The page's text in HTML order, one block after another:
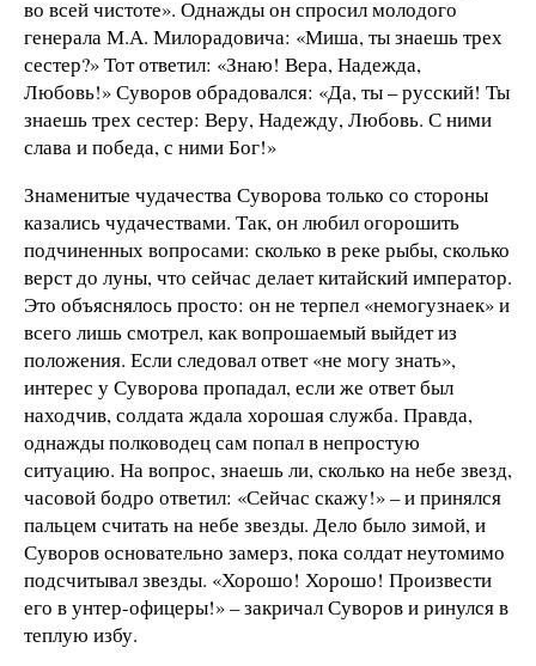
во всей чистоте». Однажды он спросил молодого
генерала М.А. Милорадовича: «Миша, ты знаешь трех
сестер?» Тот ответил: «Знаю! Вера, Надежда,
Любовь!» Суворов обрадовался: «Да, ты – русский! Ты
знаешь трех сестер: Веру, Надежду, Любовь. С ними
слава и победа, с ними Бог!»
Знаменитые чудачества Суворова только со стороны
казались чудачествами. Так, он любил огорошить
подчиненных вопросами: сколько в реке рыбы, сколько
верст до луны, что сейчас делает китайский император.
Это объяснялось просто: он не терпел «немогузнаек» и
всего лишь смотрел, как вопрошаемый выйдет из
положения. Если следовал ответ «не могу знать»,
интерес у Суворова пропадал, если же ответ был
находчив, солдата ждала хорошая служба. Правда,
однажды полководец сам попал в непростую
ситуацию. На вопрос, знаешь ли, сколько на небе звезд,
часовой бодро ответил: «Сейчас скажу!» – и принялся
пальцем считать на небе звезды. Дело было зимой, и
Суворов основательно замерз, пока солдат неутомимо
подсчитывал звезды. «Хорошо! Хорошо! Произвести
его в унтер-офицеры!» – закричал Суворов и ринулся в
теплую избу.